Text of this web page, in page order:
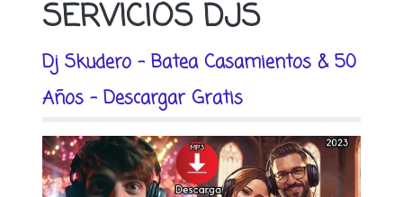
SERVICIOS DJS
Dj Skudero - Batea Casamientos & 50
Años - Descargar Gratis